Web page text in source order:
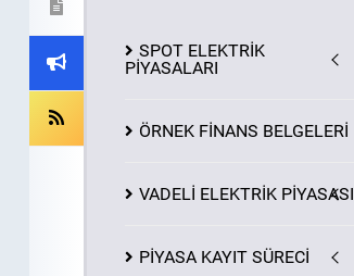
SPOT ELEKTRİK
PİYASALARI
ÖRNEK FİNANS BELGELERİ
VADELİ ELEKTRİK PİYASASI
PİYASAKAYIT SÜRECİ